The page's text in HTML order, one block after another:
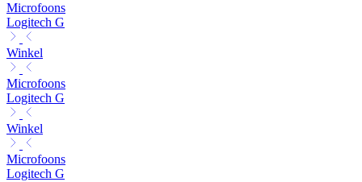
Microfoons
Logitech G
Winkel
Microfoons
Logitech G
Winkel
Microfoons
Logitech G